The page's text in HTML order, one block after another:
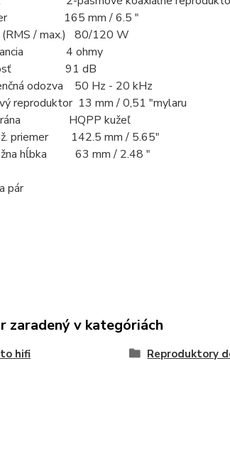
165 mm / 6.5 "
(RMS / max.) 80/120 W
4 ohmy
91 dB
odozva 50 Hz - 20 kHz
reproduktor 13 mm / 0,51 "mylaru
HQPP kužeľ
priemer 142.5 mm / 5.65"
hĺbka 63 mm / 2.48 "
pár
zaradený v kategóriách
hifi Reproduktory